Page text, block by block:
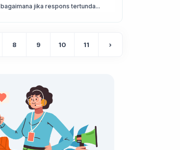
bagaimana jika respons tertunda...
8 9 10 11 ›